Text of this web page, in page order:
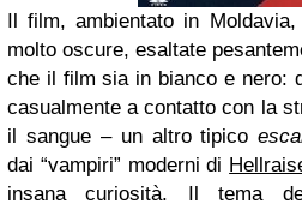
Il film, ambientato in
molto oscure, esaltate
che il film sia in bianco e nero:
casualmente a contatto con la
il sangue – un altro tipico
dai “vampiri” moderni di
insana curiosità. Il tema